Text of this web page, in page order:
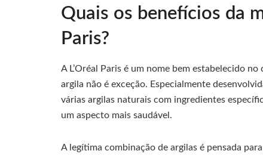
Quais os benefícios da
Paris?
A L’Oréal Paris é um nome bem estabelecido
argila não é exceção. Especialmente
várias argilas naturais com ingredientes
um aspecto mais saudável.
A legítima combinação de argilas é pensada